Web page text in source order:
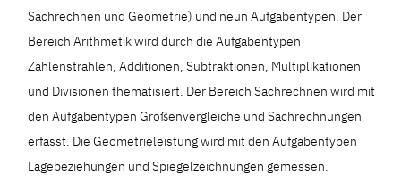
Sachrechnen und Geometrie) und neun Aufgabentypen. Der
Bereich Arithmetik wird durch die Aufgabentypen
Zahlenstrahlen, Additionen, Subtraktionen, Multiplikationen
und Divisionen thematisiert. Der Bereich Sachrechnen wird mit
den Aufgabentypen Größenvergleiche und Sachrechnungen
erfasst. Die Geometrieleistung wird mit den Aufgabentypen
Lagebeziehungen und Spiegelzeichnungen gemessen.